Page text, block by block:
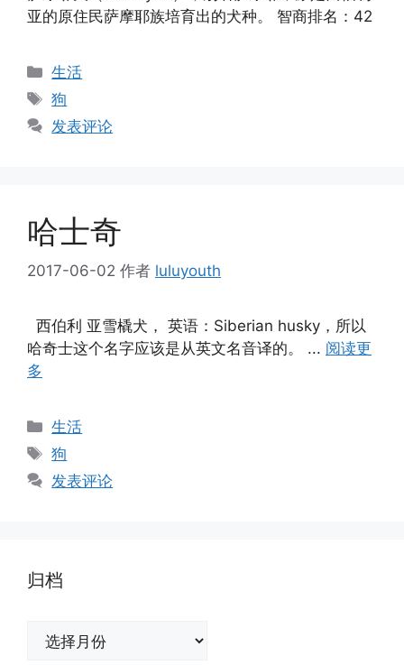
亚的原住民萨摩耶族培育出的犬种。 智商排名：42
分
类
生活
标
签
狗
发表评论
哈士奇
2017-06-02 作者 luluyouth
西伯利 亚雪橇犬， 英语：Siberian husky，所以
哈奇士这个名字应该是从英文名音译的。 ... 阅读更
多
分
类
生活
标
签
狗
发表评论
归档